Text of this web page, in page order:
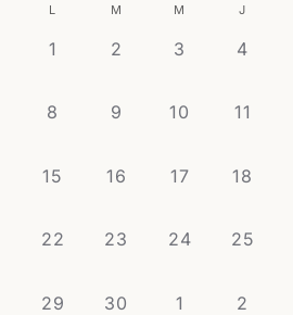
date.
Calendrier
de
Évènements
L M M J
0
1
0
2
0
3
0
4
0
8
0
9
0
10
0
11
0
15
0
16
0
17
0
18
0
22
0
23
0
24
0
25
0
29
0
30
0
1
0
2